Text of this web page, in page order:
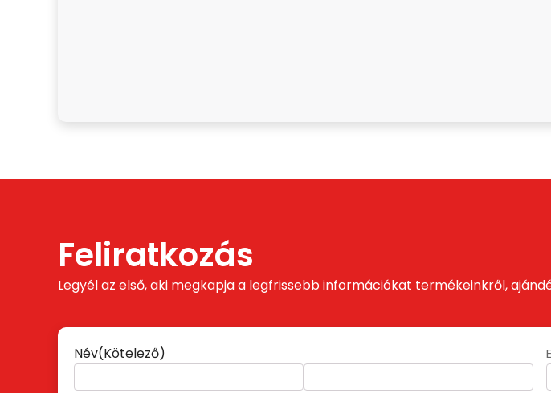
Feliratkozás
Legyél az első, aki megkapja a legfrissebb információkat termékeinkről,
Név(Kötelező)